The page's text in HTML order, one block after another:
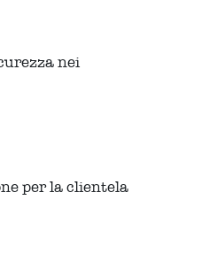
nei
per la clientela